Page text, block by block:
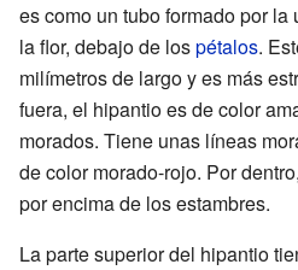
es como un tubo formado por
la flor, debajo de lospétalos.
milímetros de largo y es más
fuera, el hipantio es de color
morados. Tiene unas líneas
de color morado-rojo. Por
por encima de los estambres.
La parte superior del hipantio